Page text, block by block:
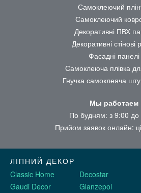
Самоклеючий
Самоклеючий
Декоративні ПВХ
Декоративні стінові
Фасадні панелі
Самоклеюча плівка
Гнучка самоклеяча
Мы работаем
По будням: з 9:00 до
Прийом заявок онлайн:
ЛІПНИЙ ДЕКОР
Classic Home
Decostar
Gaudi Decor
Glanzepol